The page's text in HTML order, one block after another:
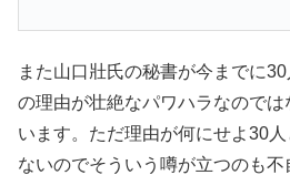
また山口壯氏の秘書が今までに
の理由が壮絶なパワハラなので
います。ただ理由が何にせよ30
ないのでそういう噂が立つのも不